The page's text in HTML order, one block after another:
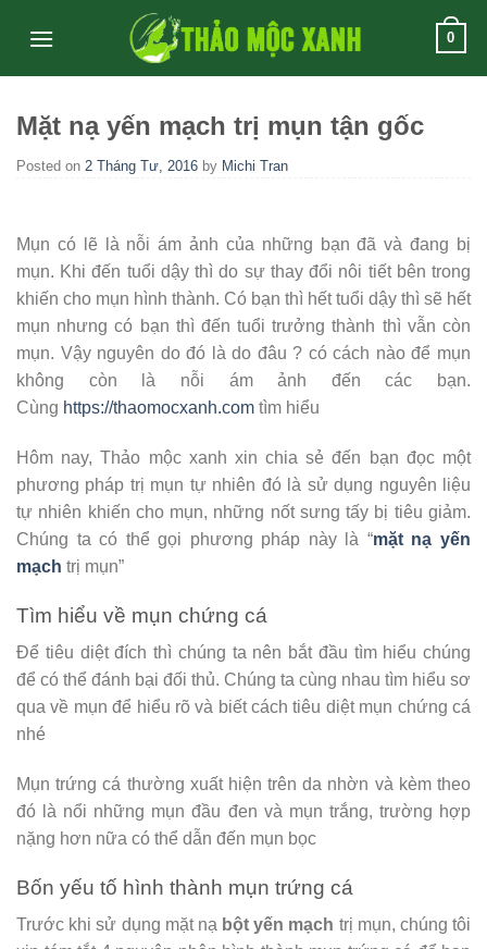
0
Mặt nạ yến mạch trị mụn tận gốc
Posted on 2 Tháng Tư, 2016 by Michi Tran
Mụn có lẽ là nỗi ám ảnh của những bạn đã và đang bị
mụn. Khi đến tuổi dậy thì do sự thay đổi nôi tiết bên trong
khiến cho mụn hình thành. Có bạn thì hết tuổi dậy thì sẽ hết
mụn nhưng có bạn thì đến tuổi trưởng thành thì vẫn còn
mụn. Vậy nguyên do đó là do đâu ? có cách nào để mụn
không còn là nỗi ám ảnh đến các bạn.
Cùng https://thaomocxanh.com tìm hiểu
Hôm nay, Thảo mộc xanh xin chia sẻ đến bạn đọc một
phương pháp trị mụn tự nhiên đó là sử dụng nguyên liệu
tự nhiên khiến cho mụn, những nốt sưng tấy bị tiêu giảm.
Chúng ta có thể gọi phương pháp này là “mặt nạ yến
mạch trị mụn”
Tìm hiểu về mụn chứng cá
Để tiêu diệt đích thì chúng ta nên bắt đầu tìm hiểu chúng
để có thể đánh bại đối thủ. Chúng ta cùng nhau tìm hiểu sơ
qua về mụn để hiểu rõ và biết cách tiêu diệt mụn chứng cá
nhé
Mụn trứng cá thường xuất hiện trên da nhờn và kèm theo
đó là nổi những mụn đầu đen và mụn trắng, trường hợp
nặng hơn nữa có thể dẫn đến mụn bọc
Bốn yếu tố hình thành mụn trứng cá
Trước khi sử dụng mặt nạ bột yến mạch trị mụn, chúng tôi